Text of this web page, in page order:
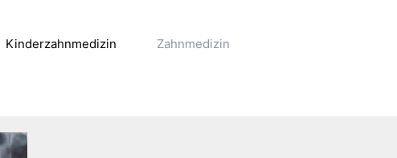
Kinderzahnmedizin Zahnmedizin